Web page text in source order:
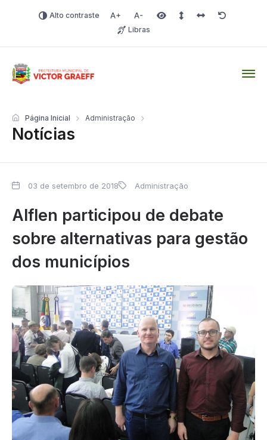
Alto contraste Aumentar fonte
Diminuir fonteÁrea selecionada
Espaçamento de linha
Espaço dos
Redefinir
Libras
Notícias
Página Inicial Administração
03 de setembro de 2018 Administração
Alflen participou de debate
sobre alternativas para gestão
dos municípios